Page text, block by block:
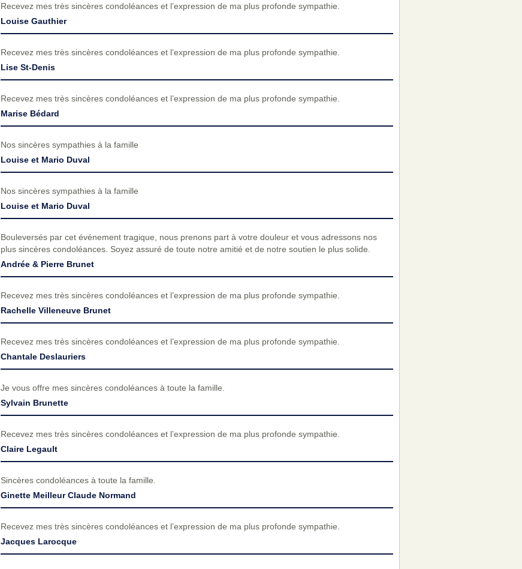
Recevez mes très sincères condoléances et l’expression de ma plus profonde sympathie.
Louise Gauthier
Recevez mes très sincères condoléances et l’expression de ma plus profonde sympathie.
Lise St-Denis
Recevez mes très sincères condoléances et l’expression de ma plus profonde sympathie.
Marise Bédard
Nos sincères sympathies à la famille
Louise et Mario Duval
Nos sincères sympathies à la famille
Louise et Mario Duval
Bouleversés par cet événement tragique, nous prenons part à votre douleur et vous adressons nos
plus sincères condoléances. Soyez assuré de toute notre amitié et de notre soutien le plus solide.
Andrée & Pierre Brunet
Recevez mes très sincères condoléances et l’expression de ma plus profonde sympathie.
Rachelle Villeneuve Brunet
Recevez mes très sincères condoléances et l’expression de ma plus profonde sympathie.
Chantale Deslauriers
Je vous offre mes sincères condoléances à toute la famille.
Sylvain Brunette
Recevez mes très sincères condoléances et l’expression de ma plus profonde sympathie.
Claire Legault
Sincères condoléances à toute la famille.
Ginette Meilleur Claude Normand
Recevez mes très sincères condoléances et l’expression de ma plus profonde sympathie.
Jacques Larocque